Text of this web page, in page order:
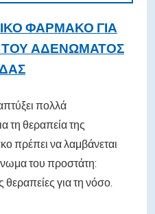
ΦΆΡΜΑΚΟ ΓΙΑ
ΑΔΕΝΏΜΑΤΟΣ
πολλά
τη θεραπεία της
πρέπει να λαμβάνεται
του προστάτη:
θεραπείες για τη νόσο.